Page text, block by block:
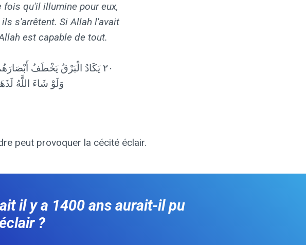
fois qu'il illumine pour eux,
s'arrêtent. Si Allah l'avait
est capable de tout.
٢٠ يَكَادُ الْبَرْقُ يَخْطَفُ
وَلَوْ شَاءَ اللَّهُ
peut provoquer la cécité éclair.
il y a 1400 ans aurait-il pu
?